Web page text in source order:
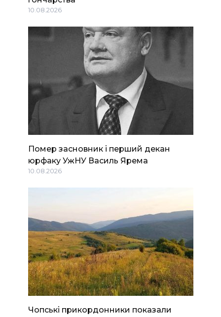
10.08.2026
Помер засновник і перший декан
юрфаку УжНУ Василь Ярема
10.08.2026
Чопські прикордонники показали